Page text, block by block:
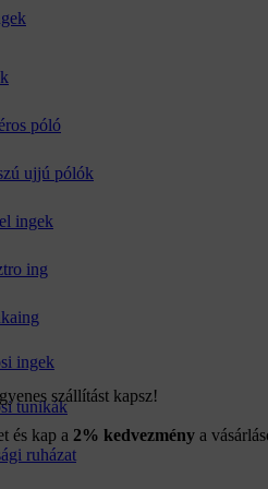
póló
ujjú pólók
ingek
ing
ingek
tunikák
ruházat
szállítást kapsz!
és kap a 2% kedvezmény a